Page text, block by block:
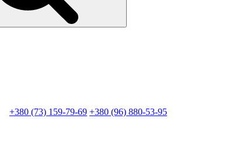
+380 (73) 159-79-69 +380 (96) 880-53-95